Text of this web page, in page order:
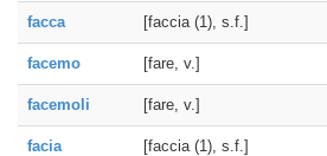
facca [faccia (1), s.f.]
facemo [fare, v.]
facemoli [fare, v.]
facia [faccia (1), s.f.]